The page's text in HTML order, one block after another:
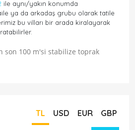
ile aynı/yakın konumda
ya da arkadaş grubu olarak tatile
bu vilları bir arada kiralayarak
son 100 m'si stabilize toprak
TL USD EUR GBP